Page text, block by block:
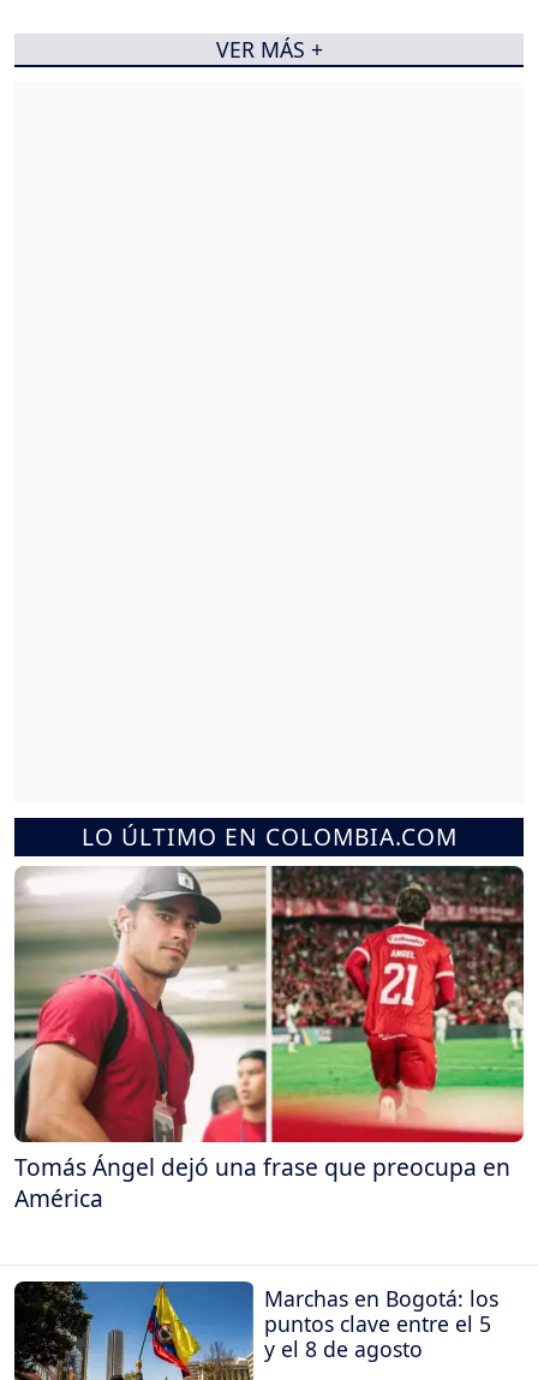
LO ÚLTIMO EN COLOMBIA.COM
Tomás Ángel dejó una frase que preocupa en
América
Marchas en Bogotá: los
puntos clave entre el 5
y el 8 de agosto
VER MÁS +